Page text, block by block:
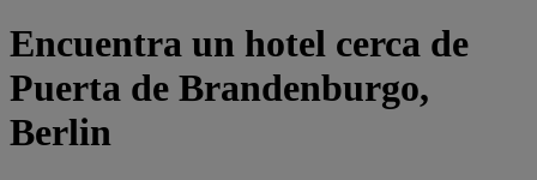
Encuentra un hotel cerca de
Puerta de Brandenburgo,
Berlin